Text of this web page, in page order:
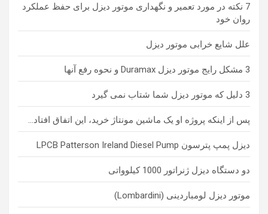
7 نکته در مورد تعمیر و نگهداری موتور دیزل برای حفظ عملکرد
روان خود
علل شایع خرابی موتور دیزل
3 مشکل رایج موتور دیزل Duramax و نحوه رفع آنها
3 دلیل که موتور دیزل شما شتاب نمی گیرد
پس از اینکه پروژه او یک ماشین مونتاژ خرید، این اتفاق افتاد…
دیزل پمپ پترسون LPCB Patterson Ireland Diesel Pump
دو دستگاه دیزل ژنراتور 1000 کیلوواتی
موتور دیزل لومباردینی (Lombardini)